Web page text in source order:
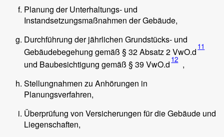
Planung der Unterhaltungs- und
Instandsetzungsmaßnahmen der Gebäude,
Durchführung der jährlichen Grundstücks- und
Gebäudebegehung gemäß § 32 Absatz 2 VwO.d 11
und Baubesichtigung gemäß § 39 VwO.d 12 ,
Stellungnahmen zu Anhörungen in
Planungsverfahren,
Überprüfung von Versicherungen für die Gebäude und
Liegenschaften,